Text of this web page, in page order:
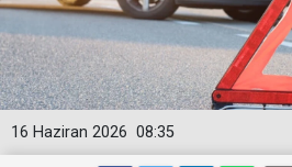
08:35
16 Haziran 2026